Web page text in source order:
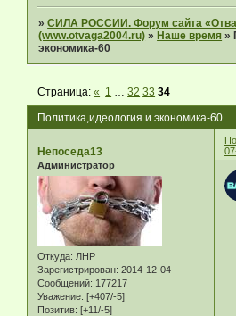
»СИЛА РОССИИ. Форум сайта
(www.otvaga2004.ru) » Наше время »
экономика-60
Политика,идеология и экономика-60
Страница:« 1 32 33 34
Непоседа13
Администратор
Откуда: ЛНР
Зарегистрирован: 2014-12-04
Сообщений: 177217
Уважение: [+407/-5]
Позитив: [+11/-5]